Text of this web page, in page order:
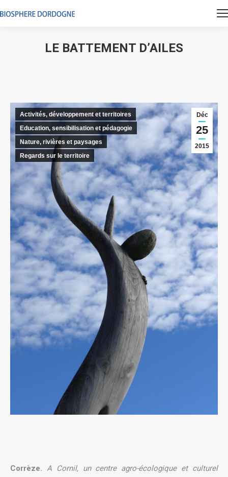
LE BATTEMENT D’AILES
Déc
25
2015
Activités, développement et territoires
Education, sensibilisation et pédagogie
Nature, rivières et paysages
Regards sur le territoire
Corrèze. A Cornil, un centre agro-écologique et culturel